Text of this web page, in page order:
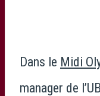
Dans le Midi
manager de